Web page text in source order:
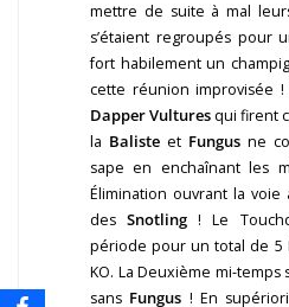
mettre de suite à mal
s’étaient regroupés pour
fort habilement un
cette réunion improvisée
Dapper Vultures qui firent
la Baliste et Fungus ne
sape en enchaînant les
Élimination ouvrant la voie
desSnotling ! Le
période pour un total de 5
KO. La Deuxième mi-
sans Fungus ! En